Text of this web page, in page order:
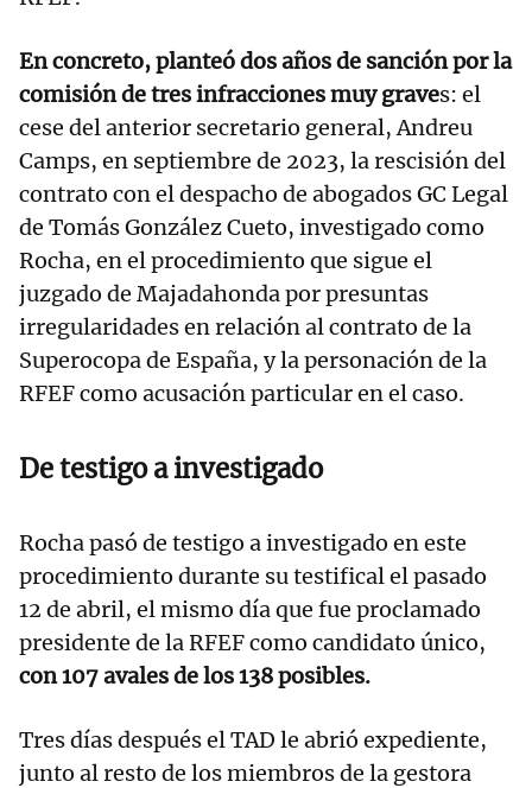
En concreto, planteó dos años de sanción por la
comisión de tres infracciones muy graves: el
cese del anterior secretario general, Andreu
Camps, en septiembre de 2023, la rescisión del
contrato con el despacho de abogados GC Legal
de Tomás González Cueto, investigado como
Rocha, en el procedimiento que sigue el
juzgado de Majadahonda por presuntas
irregularidades en relación al contrato de la
Superocopa de España, y la personación de la
RFEF como acusación particular en el caso.
De testigo a investigado
Rocha pasó de testigo a investigado en este
procedimiento durante su testifical el pasado
12 de abril, el mismo día que fue proclamado
presidente de la RFEF como candidato único,
con 107 avales de los 138 posibles.
Tres días después el TAD le abrió expediente,
junto al resto de los miembros de la gestora